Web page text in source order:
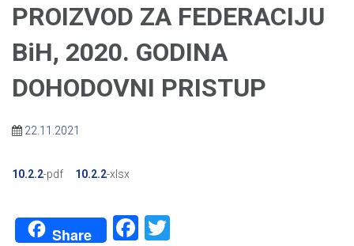
PROIZVOD ZA FEDERACIJU
BiH, 2020. GODINA
DOHODOVNI PRISTUP
22.11.2021
10.2.2-pdf 10.2.2-xlsx
Share Facebook